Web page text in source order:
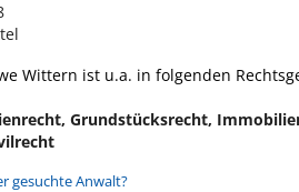
Wittern ist u.a. in folgenden
Grundstücksrecht,
gesuchte Anwalt?